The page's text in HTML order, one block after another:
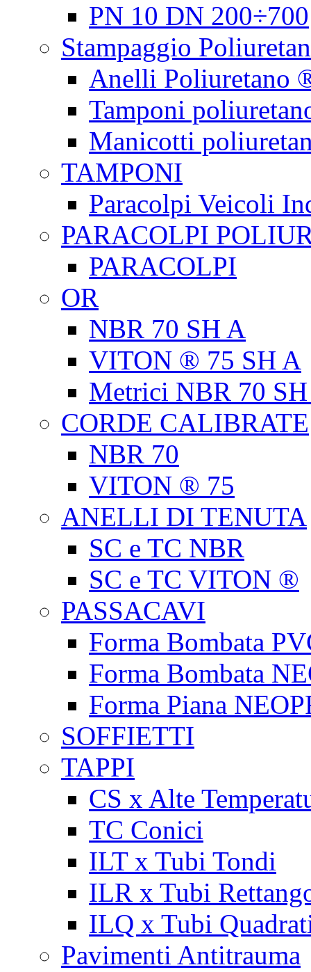
PN 10 DN 200÷700
Stampaggio
Anelli Poliuretano
Tamponi
Manicotti
TAMPONI
Paracolpi Veicoli
PARACOLPI
PARACOLPI
OR
NBR 70 SH A
VITON ® 75 SH A
Metrici NBR 70
CORDE CALIBRATE
NBR 70
VITON ® 75
ANELLI DI TENUTA
SC e TC NBR
SC e TC VITON ®
PASSACAVI
Forma Bombata
Forma Bombata
Forma Piana
SOFFIETTI
TAPPI
CS x Alte
TC Conici
ILT x Tubi Tondi
ILR x Tubi
ILQ x Tubi
Pavimenti Antitrauma